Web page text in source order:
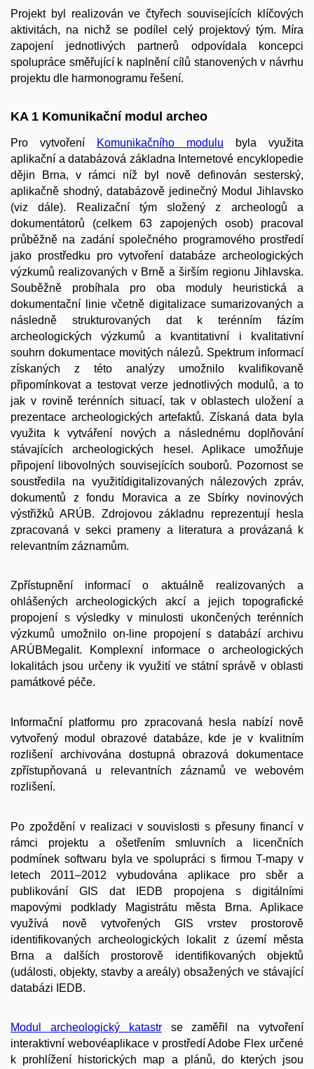
Projekt byl realizován ve čtyřech souvisejících klíčových
aktivitách, na nichž se podílel celý projektový tým. Míra
zapojení jednotlivých partnerů odpovídala koncepci
spolupráce směřující k naplnění cílů stanovených v návrhu
projektu dle harmonogramu řešení.
KA 1 Komunikační modul archeo
Pro vytvoření Komunikačního modulu byla využita
aplikační a databázová základna Internetové encyklopedie
dějin Brna, v rámci níž byl nově definován sesterský,
aplikačně shodný, databázově jedinečný Modul Jihlavsko
(viz dále). Realizační tým složený z archeologů a
dokumentátorů (celkem 63 zapojených osob) pracoval
průběžně na zadání společného programového prostředí
jako prostředku pro vytvoření databáze archeologických
výzkumů realizovaných v Brně a širším regionu Jihlavska.
Souběžně probíhala pro oba moduly heuristická a
dokumentační linie včetně digitalizace sumarizovaných a
následně strukturovaných dat k terénním fázím
archeologických výzkumů a kvantitativní i kvalitativní
souhrn dokumentace movitých nálezů. Spektrum informací
získaných z této analýzy umožnilo kvalifikovaně
připomínkovat a testovat verze jednotlivých modulů, a to
jak v rovině terénních situací, tak v oblastech uložení a
prezentace archeologických artefaktů. Získaná data byla
využita k vytváření nových a následnému doplňování
stávajících archeologických hesel. Aplikace umožňuje
připojení libovolných souvisejících souborů. Pozornost se
soustředila na využitídigitalizovaných nálezových zpráv,
dokumentů z fondu Moravica a ze Sbírky novinových
výstřižků ARÚB. Zdrojovou základnu reprezentují hesla
zpracovaná v sekci prameny a literatura a provázaná k
relevantním záznamům.
Zpřístupnění informací o aktuálně realizovaných a
ohlášených archeologických akcí a jejich topografické
propojení s výsledky v minulosti ukončených terénních
výzkumů umožnilo on-line propojení s databází archivu
ARÚBMegalit. Komplexní informace o archeologických
lokalitách jsou určeny ik využití ve státní správě v oblasti
památkové péče.
Informační platformu pro zpracovaná hesla nabízí nově
vytvořený modul obrazové databáze, kde je v kvalitním
rozlišení archivována dostupná obrazová dokumentace
zpřístupňovaná u relevantních záznamů ve webovém
rozlišení.
Po zpoždění v realizaci v souvislosti s přesuny financí v
rámci projektu a ošetřením smluvních a licenčních
podmínek softwaru byla ve spolupráci s firmou T-mapy v
letech 2011–2012 vybudována aplikace pro sběr a
publikování GIS dat IEDB propojena s digitálními
mapovými podklady Magistrátu města Brna. Aplikace
využívá nově vytvořených GIS vrstev prostorově
identifikovaných archeologických lokalit z území města
Brna a dalších prostorově identifikovaných objektů
(události, objekty, stavby a areály) obsažených ve stávající
databázi IEDB.
Modul archeologický katastrse zaměřil na vytvoření
interaktivní webovéaplikace v prostředí Adobe Flex určené
k prohlížení historických map a plánů, do kterých jsou